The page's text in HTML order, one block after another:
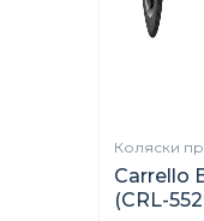
Коляски
Carrello
(CRL-